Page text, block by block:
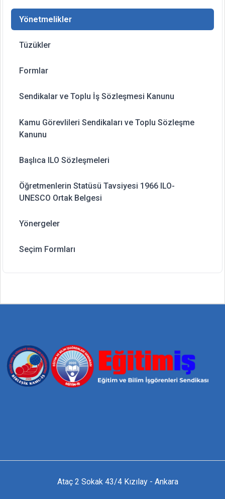
Yönetmelikler
Tüzükler
Formlar
Sendikalar ve Toplu İş Sözleşmesi Kanunu
Kamu Görevlileri Sendikaları ve Toplu Sözleşme
Kanunu
Başlıca ILO Sözleşmeleri
Öğretmenlerin Statüsü Tavsiyesi 1966 ILO-
UNESCO Ortak Belgesi
Yönergeler
Seçim Formları
Ataç 2 Sokak 43/4 Kızılay - Ankara